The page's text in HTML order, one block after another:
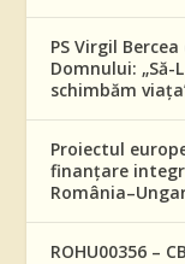
PS Virgil
Domnului: „Să-
schimbăm
Proiectul
finanțare
ROHU00356 –